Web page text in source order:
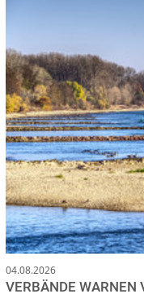
04.08.2026
VERBÄNDE WARNEN